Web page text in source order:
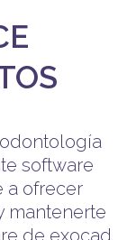
software
a ofrecer
mantenerte